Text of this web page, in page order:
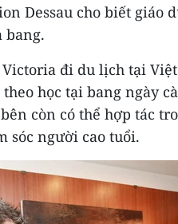
Dessau cho biết giáo
bang.
đi du lịch tại
học tại bang ngày
còn có thể hợp tác
sóc người cao tuổi.